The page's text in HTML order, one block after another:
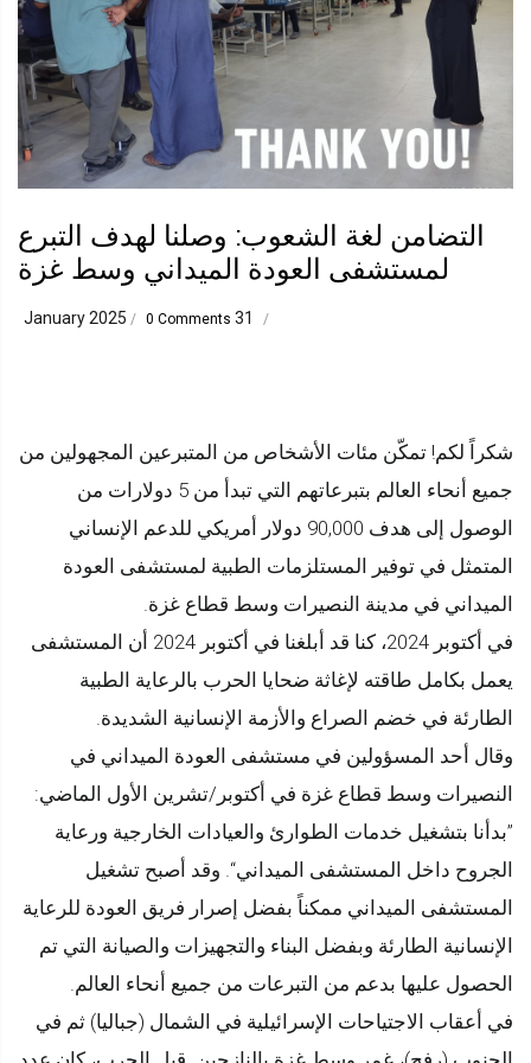
التضامن لغة الشعوب: وصلنا لهدف التبرع
لمستشفى العودة الميداني وسط غزة
/
31 January 2025
/ 0 Comments
شكراً لكم! تمكّن مئات الأشخاص من المتبرعين المجهولين من
جميع أنحاء العالم بتبرعاتهم التي تبدأ من 5 دولارات من
الوصول إلى هدف 90,000 دولار أمريكي للدعم الإنساني
المتمثل في توفير المستلزمات الطبية لمستشفى العودة
الميداني في مدينة النصيرات وسط قطاع غزة.
في أكتوبر 2024، كنا قد أبلغنا في أكتوبر 2024 أن المستشفى
يعمل بكامل طاقته لإغاثة ضحايا الحرب بالرعاية الطبية
الطارئة في خضم الصراع والأزمة الإنسانية الشديدة.
وقال أحد المسؤولين في مستشفى العودة الميداني في
النصيرات وسط قطاع غزة في أكتوبر/تشرين الأول الماضي:
”بدأنا بتشغيل خدمات الطوارئ والعيادات الخارجية ورعاية
الجروح داخل المستشفى الميداني“. وقد أصبح تشغيل
المستشفى الميداني ممكناً بفضل إصرار فريق العودة للرعاية
الإنسانية الطارئة وبفضل البناء والتجهيزات والصيانة التي تم
الحصول عليها بدعم من التبرعات من جميع أنحاء العالم.
في أعقاب الاجتياحات الإسرائيلية في الشمال (جباليا) ثم في